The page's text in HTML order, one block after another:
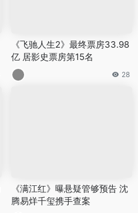
《飞驰人生2》最终票房33.98
亿 居影史票房第15名
28
《满江红》曝悬疑管够预告 沈
腾易烊千玺携手查案